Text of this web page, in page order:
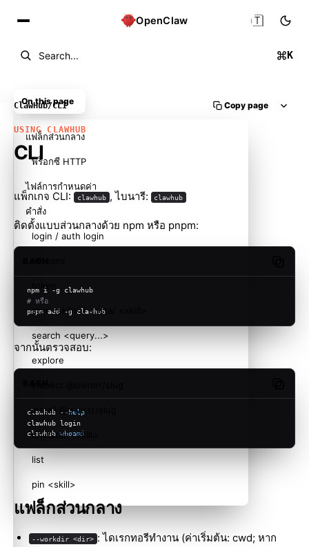
OpenClaw
Search... K
🇹🇭
ClawHub/CLI Copy page
USING CLAWHUB
CLI
แพ็กเกจ CLI: clawhub , ไบนารี: clawhub
ติดตั้งแบบส่วนกลางด้วย npm หรือ pnpm:
npm i -g clawhub
# หรือ
pnpm add -g clawhub
จากนั้นตรวจสอบ:
clawhub --help
clawhub login
clawhub whoami
แฟล็กส่วนกลาง
--workdir <dir> : ไดเรกทอรีทำงาน (ค่าเริ่มต้น: cwd; หาก
On this page
แฟล็กส่วนกลาง
พร็อกซี HTTP
ไฟล์การกำหนดค่า
คำสั่ง
login / auth login
token
star <skill> / unstar <skill>
search <query...>
explore
install @owner/slug
uninstall <skill>
list
pin <skill>
unpin <skill>
update [@owner/slug] / update --all